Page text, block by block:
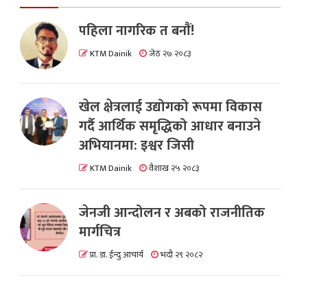
पहिला नागरिक त बनाैं!
KTM Dainik जेठ २७ २०८३
खेल क्षेत्रलाई उद्योगको रूपमा विकास
गर्दै आर्थिक समृद्धिको आधार बनाउने
अभियानमा: इश्वर जिसी
KTM Dainik वैशाख २५ २०८३
जेनजी आन्दोलन र अबको राजनीतिक
मार्गचित्र
प्रा. डा. ईन्दु आचार्य भदौ २९ २०८२